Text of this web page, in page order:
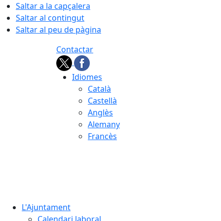
Saltar a la capçalera
Saltar al contingut
Saltar al peu de pàgina
Contactar
Idiomes
Català
Castellà
Anglès
Alemany
Francès
L'Ajuntament